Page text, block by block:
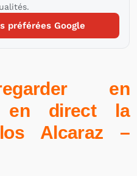
préférées Google
en
en direct la
Alcaraz –